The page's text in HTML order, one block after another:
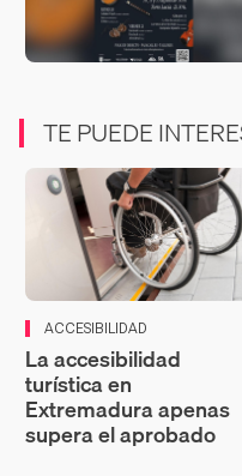
TE PUEDE
ACCESIBILIDAD
La accesibilidad
turística en
Extremadura apenas
supera el aprobado